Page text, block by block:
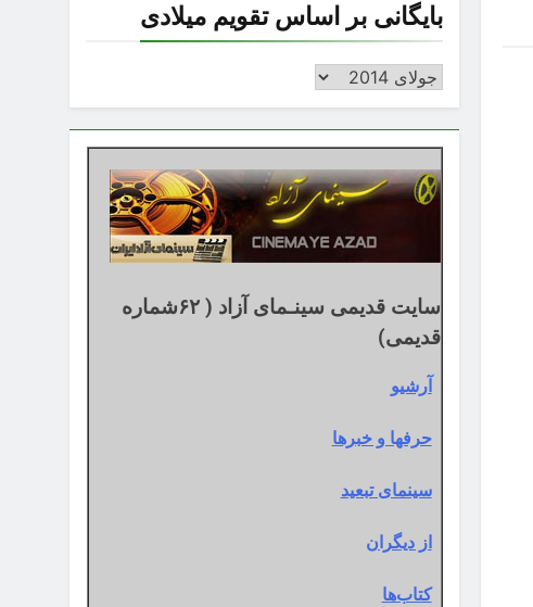
بایگانی بر اساس تقویم میلادی
بایگانی
اساس
تقویم
میلادی
سایت قدیمی سینـمای آزاد ( ۶۲شماره
قدیمی)
آرشیو
حرفها و خبرها
سینمای تبعید
از دیگران
کتاب‌ها